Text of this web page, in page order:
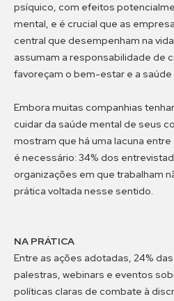
psíquico, com efeitos
mental, e é crucial que as
central que desempenham na
assumam a responsabilidade de
favoreçam o bem-estar e a saúde
Embora muitas companhias
cuidar da saúde mental de seus
mostram que há uma lacuna
é necessário: 34% dos
organizações em que trabalham
prática voltada nesse sentido.
NA PRÁTICA
Entre as ações adotadas, 24%
palestras, webinars e eventos
políticas claras de combate à